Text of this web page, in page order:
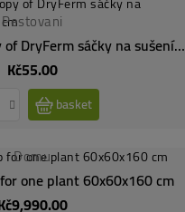
Pestovani
copy of copy of copy of DryFerm sáčky na sušení bylin 25x40 cm
Kč55.00Price
basket
Domu
one plant 60x60x160 cm
Price